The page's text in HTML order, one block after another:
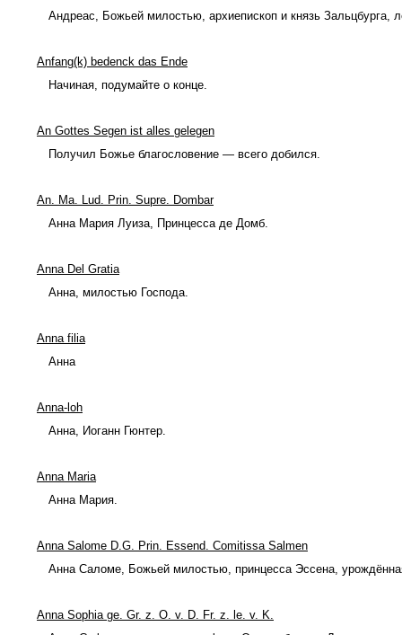
Андреас, Божьей милостью, архиепископ и князь Зальцбурга,
Anfang(k) bedenck das Ende
Начиная, подумайте о конце.
An Gottes Segen ist alles gelegen
Получил Божье благословение — всего добился.
An. Ma. Lud. Prin. Supre. Dombar
Анна Мария Луиза, Принцесса де Домб.
Anna Del Gratia
Анна, милостью Господа.
Anna filia
Анна
Anna-loh
Анна, Иоганн Гюнтер.
Anna Maria
Анна Мария.
Anna Salome D.G. Prin. Essend. Comitissa Salmen
Анна Саломе, Божьей милостью, принцесса Эссена,
Anna Sophia ge. Gr. z. O. v. D. Fr. z. le. v. K.